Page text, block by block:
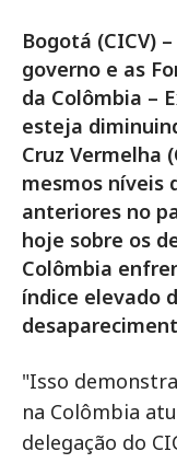
Bogotá (CICV)
governo e as
da Colômbia –
esteja
Cruz Vermelha
mesmos níveis
anteriores no
hoje sobre os
Colômbia
índice elevado
"Isso
na Colômbia
delegação do